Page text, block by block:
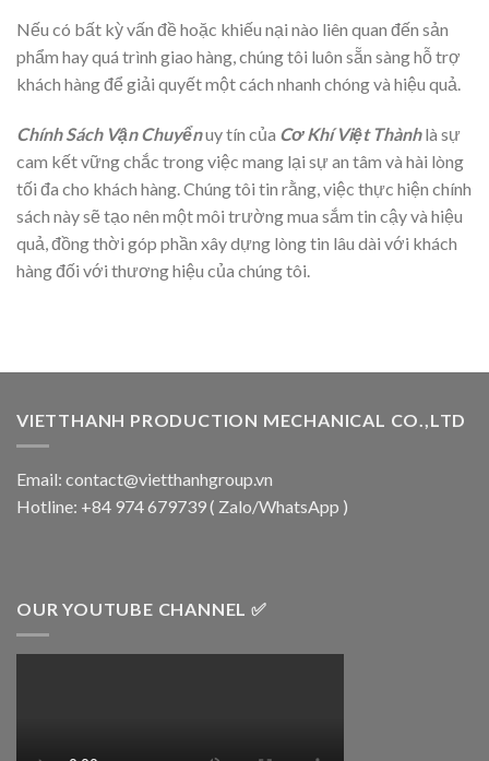
Nếu có bất kỳ vấn đề hoặc khiếu nại nào liên quan đến sản
phẩm hay quá trình giao hàng, chúng tôi luôn sẵn sàng hỗ trợ
khách hàng để giải quyết một cách nhanh chóng và hiệu quả.
Chính Sách Vận Chuyểnuy tín của Cơ Khí Việt Thànhlà sự
cam kết vững chắc trong việc mang lại sự an tâm và hài lòng
tối đa cho khách hàng. Chúng tôi tin rằng, việc thực hiện chính
sách này sẽ tạo nên một môi trường mua sắm tin cậy và hiệu
quả, đồng thời góp phần xây dựng lòng tin lâu dài với khách
hàng đối với thương hiệu của chúng tôi.
VIETTHANH PRODUCTION MECHANICAL CO.,LTD
Email: contact@vietthanhgroup.vn
Hotline: +84 974 679739 ( Zalo/WhatsApp )
OUR YOUTUBE CHANNEL ✅